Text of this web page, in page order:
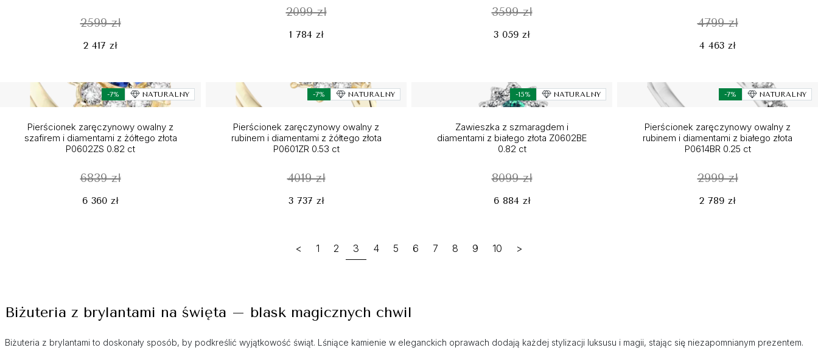
2599 zł
2 417 zł
2099 zł
1 784 zł
3599 zł
3 059 zł
4799 zł
4 463 zł
-7% NATURALNY
Pierścionek zaręczynowy owalny z
szafirem i diamentami z żółtego złota
P0602ZS 0.82 ct
6839 zł
6 360 zł
-7% NATURALNY
Pierścionek zaręczynowy owalny z
rubinem i diamentami z żółtego złota
P0601ZR 0.53 ct
4019 zł
3 737 zł
-15% NATURALNY
Zawieszka z szmaragdem i
diamentami z białego złota Z0602BE
0.82 ct
8099 zł
6 884 zł
-7% NATURALNY
Pierścionek zaręczynowy owalny z
rubinem i diamentami z białego złota
P0614BR 0.25 ct
2999 zł
2 789 zł
< 1 2 3 4 5 6 7 8 9 10 >
Biżuteria z brylantami na święta – blask magicznych chwil
Biżuteria z brylantami to doskonały sposób, by podkreślić wyjątkowość świąt. Lśniące kamienie w eleganckich oprawach dodają każdej stylizacji luksusu i magii, stając się niezapomnianym prezentem.